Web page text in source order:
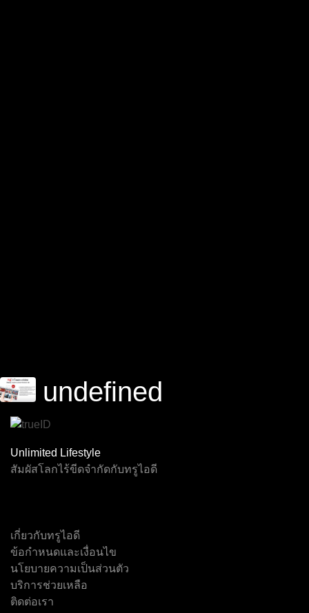
Channel F1 Virtual F1
ทรูสปอร์ต 7 ช่อง 5
undefined
Unlimited Lifestyle
สัมผัสโลกไร้ขีดจำกัดกับทรูไอดี
เกี่ยวกับทรูไอดี
ข้อกำหนดและเงื่อนไข
นโยบายความเป็นส่วนตัว
บริการช่วยเหลือ
ติดต่อเรา